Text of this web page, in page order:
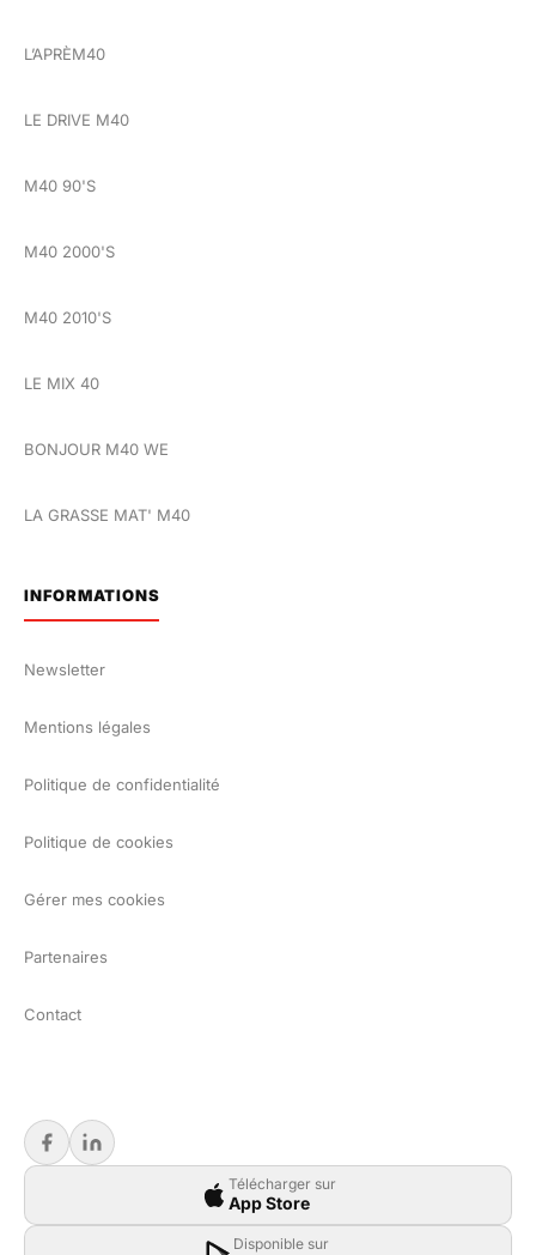
L’APRÈM40
LE DRIVE M40
M40 90'S
M40 2000'S
M40 2010'S
LE MIX 40
BONJOUR M40 WE
LA GRASSE MAT' M40
INFORMATIONS
Newsletter
Mentions légales
Politique de confidentialité
Politique de cookies
Gérer mes cookies
Partenaires
Contact
Télécharger sur
App Store
Disponible sur